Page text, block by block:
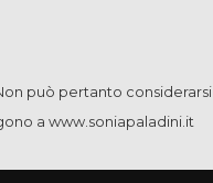
può pertanto considerarsi
a www.soniapaladini.it